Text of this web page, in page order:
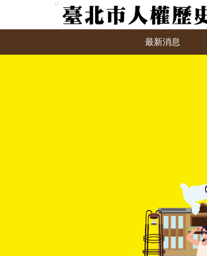
主
內
:::
最新消息